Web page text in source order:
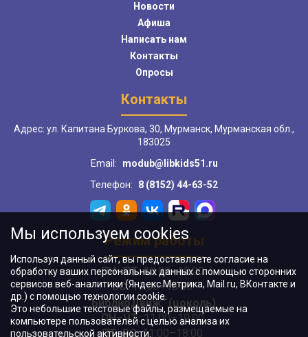
Новости
Афиша
Написать нам
Контакты
Опросы
Контакты
Адрес: ул. Капитана Буркова, 30, Мурманск, Мурманская обл.,
183025
Email:
modub@libkids51.ru
Телефон:
8 (8152) 44-63-52
Режим работы
ПН–ПТ:10:00–18:00
ВС:11:00–18:00
"БиблиоДвиж" (цоколь):
ПН–ЧТ:11:00–19:00
ПТ, ВС:11:00–18:00
Мы используем cookies
Используя данный сайт, вы предоставляете согласие на
обработку ваших персональных данных с помощью сторонних
сервисов веб-аналитики (Яндекс.Метрика, Mail.ru, ВКонтакте и
др.) с помощью технологии cookie.
Это небольшие текстовые файлы, размещаемые на
компьютере пользователей с целью анализа их
пользовательской активности.